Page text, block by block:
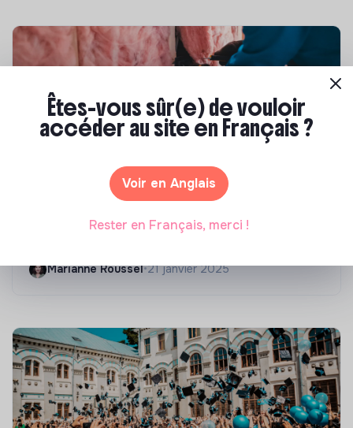
Compétences & formations
Top 8 des formations en rénovation
énergétique des bâtiments
Marianne Roussel•21 janvier 2025
Êtes-vous sûr(e) de vouloir
accéder au site en Français ?
Voir en Anglais
Rester en Français, merci !